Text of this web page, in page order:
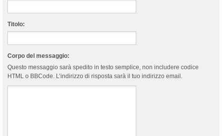
Titolo:
Corpo del messaggio:
Questo messaggio sarà spedito in testo semplice, non includere codice
HTML o BBCode. L’indirizzo di risposta sarà il tuo indirizzo email.